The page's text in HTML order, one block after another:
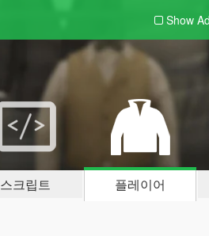
Show
스크립트 플레이어